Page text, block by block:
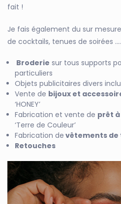
fait !
Je fais également du sur
de cocktails, tenues de soirées ….
Broderie sur tous supports
particuliers
Objets publicitaires divers
Vente de bijoux et
‘HONEY’
Fabrication et vente de prêt
‘Terre de Couleur’
Fabrication de vêtements
Retouches